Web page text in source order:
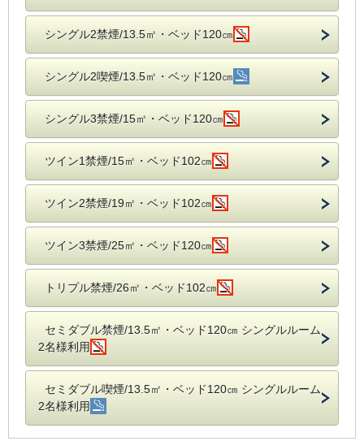
シングル2禁煙/13.5㎡・ベッド120㎝
シングル2喫煙/13.5㎡・ベッド120㎝
シングル3禁煙/15㎡・ベッド120㎝
ツイン1禁煙/15㎡・ベッド102㎝
ツイン2禁煙/19㎡・ベッド102㎝
ツイン3禁煙/25㎡・ベッド120㎝
トリプル禁煙/26㎡・ベッド102㎝
セミダブル禁煙/13.5㎡・ベッド120㎝ シングルルーム
2名様利用
セミダブル喫煙/13.5㎡・ベッド120㎝ シングルルーム
2名様利用